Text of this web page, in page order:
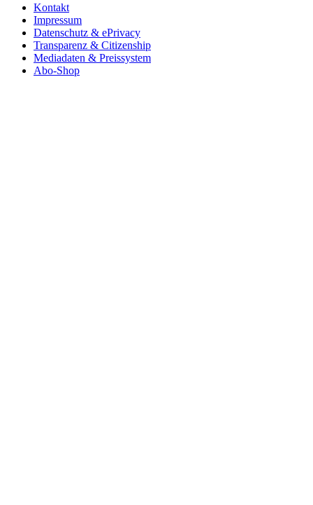
Kontakt
Impressum
Datenschutz & ePrivacy
Transparenz & Citizenship
Mediadaten & Preissystem
Abo-Shop